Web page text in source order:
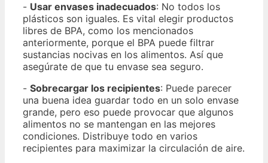
- Usar envases inadecuados: No todos los
plásticos son iguales. Es vital elegir productos
libres de BPA, como los mencionados
anteriormente, porque el BPA puede filtrar
sustancias nocivas en los alimentos. Así que
asegúrate de que tu envase sea seguro.
- Sobrecargar los recipientes: Puede parecer
una buena idea guardar todo en un solo envase
grande, pero eso puede provocar que algunos
alimentos no se mantengan en las mejores
condiciones. Distribuye todo en varios
recipientes para maximizar la circulación de aire.